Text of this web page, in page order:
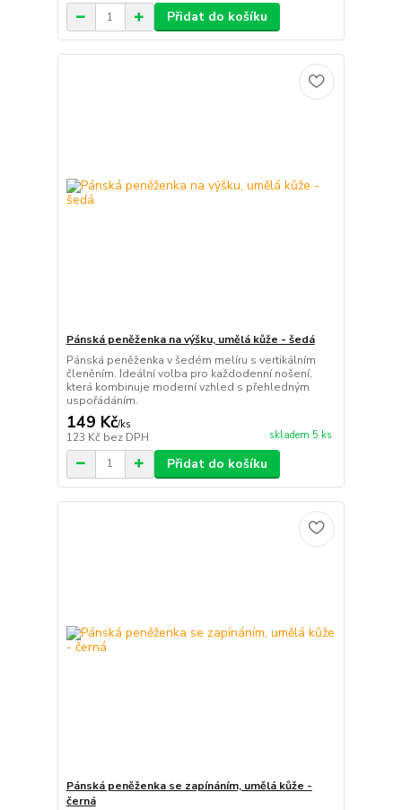
Přidat do košíku
Pánská peněženka na výšku, umělá kůže - šedá
Pánská peněženka v šedém melíru s vertikálním
členěním. Ideální volba pro každodenní nošení,
která kombinuje moderní vzhled s přehledným
uspořádáním.
149 Kč/ks
123 Kč bez DPH skladem 5 ks
Přidat do košíku
Pánská peněženka se zapínáním, umělá kůže -
černá